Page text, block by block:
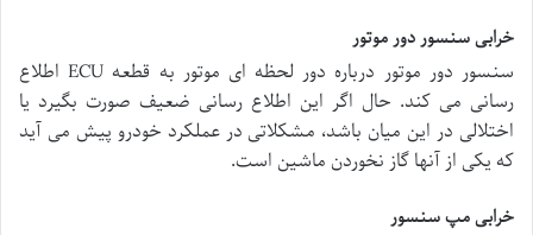
خرابی سنسور دور موتور
سنسور دور موتور درباره دور لحظه ای موتور به قطعه ECU اطلاع
رسانی می کند. حال اگر این اطلاع رسانی ضعیف صورت بگیرد یا
اختلالی در این میان باشد، مشکلاتی در عملکرد خودرو پیش می آید
که یکی از آنها گاز نخوردن ماشین است.
خرابی مپ سنسور